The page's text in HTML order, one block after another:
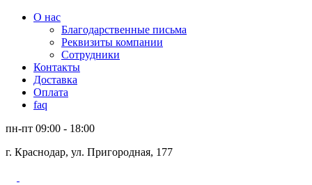
О нас
Благодарственные письма
Реквизиты компании
Сотрудники
Контакты
Доставка
Оплата
faq
пн-пт 09:00 - 18:00
г. Краснодар, ул. Пригородная, 177